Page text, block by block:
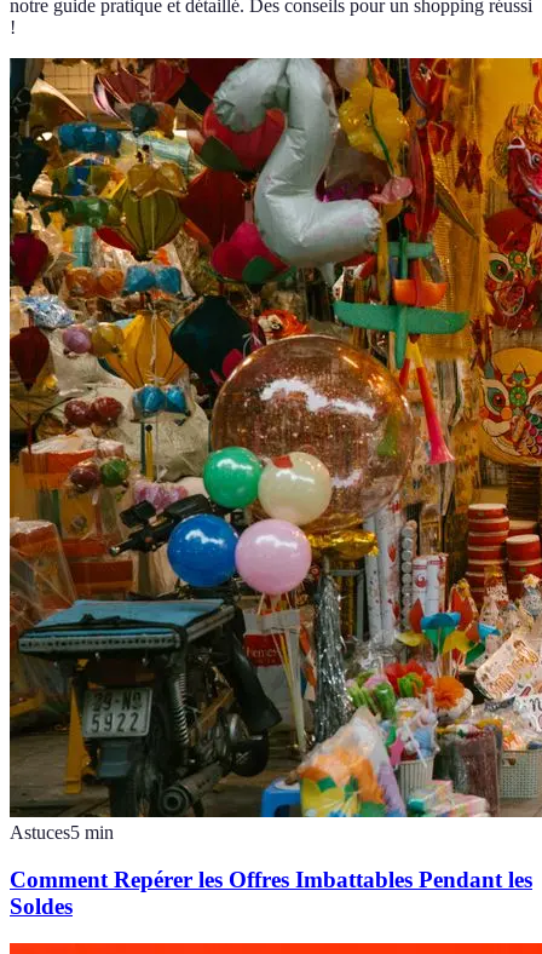
notre guide pratique et détaillé. Des conseils pour un shopping réussi
!
Astuces5 min
Comment Repérer les Offres Imbattables Pendant les
Soldes